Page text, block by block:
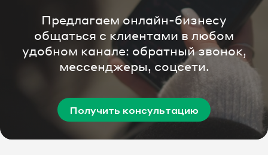
Предлагаем онлайн-бизнесу
общаться с клиентами в любом
удобном канале: обратный звонок,
мессенджеры, соцсети.
Получить консультацию